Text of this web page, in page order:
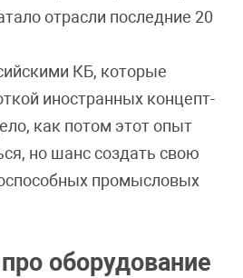
отрасли последние 20
КБ, которые
иностранных концепт-
как потом этот опыт
но шанс создать свою
промысловых
оборудование